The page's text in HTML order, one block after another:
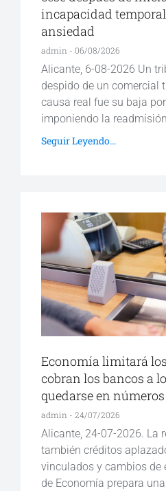
incapacidad
ansiedad
admin 06/08/2026
Alicante, 6-08-2026 Un
despido de un comercial
causa real fue su baja
imponiendo la readmisión
Seguir Leyendo...
Economía limitará
cobran los bancos a
quedarse en
admin 24/07/2026
Alicante, 24-07-2026. La
también créditos
vinculados y cambios de
de Economía prepara